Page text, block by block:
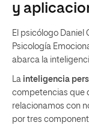
y
El psicólogo Daniel
Psicología
abarca la
La inteligencia
competencias que
relacionamos con
por tres